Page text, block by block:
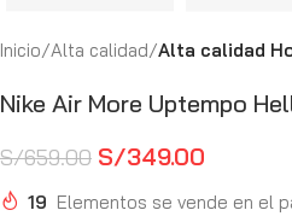
Inicio Alta calidad Alta calidad
Nike Air More Uptempo
S/659.00 S/349.00
19 Elementos se vende en el